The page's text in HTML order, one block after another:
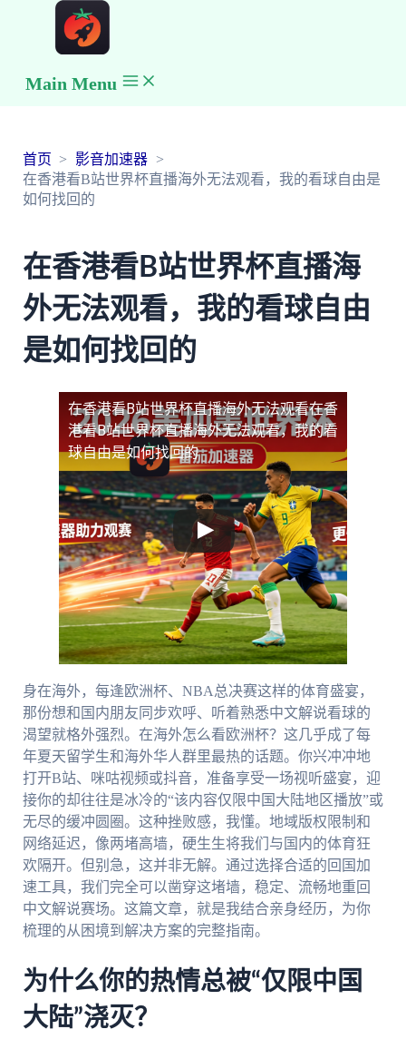
Main Menu
首页
影音加速器
在香港看B站世界杯直播海外无法观看，我的看球自由是
如何找回的
在香港看B站世界杯直播海
外无法观看，我的看球自由
是如何找回的
在香港看B站世界杯直播海外无法观看在香
港看B站世界杯直播海外无法观看，我的看
球自由是如何找回的
身在海外，每逢欧洲杯、NBA总决赛这样的体育盛宴，
那份想和国内朋友同步欢呼、听着熟悉中文解说看球的
渴望就格外强烈。在海外怎么看欧洲杯？这几乎成了每
年夏天留学生和海外华人群里最热的话题。你兴冲冲地
打开B站、咪咕视频或抖音，准备享受一场视听盛宴，迎
接你的却往往是冰冷的“该内容仅限中国大陆地区播放”或
无尽的缓冲圆圈。这种挫败感，我懂。地域版权限制和
网络延迟，像两堵高墙，硬生生将我们与国内的体育狂
欢隔开。但别急，这并非无解。通过选择合适的回国加
速工具，我们完全可以凿穿这堵墙，稳定、流畅地重回
中文解说赛场。这篇文章，就是我结合亲身经历，为你
梳理的从困境到解决方案的完整指南。
为什么你的热情总被“仅限中国
大陆”浇灭？